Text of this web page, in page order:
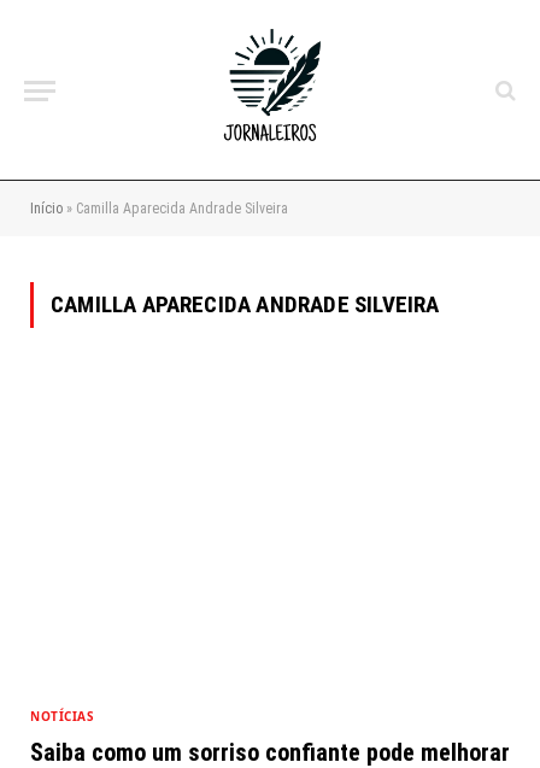
Início » Camilla Aparecida Andrade Silveira
CAMILLA APARECIDA ANDRADE SILVEIRA
NOTÍCIAS
Saiba como um sorriso confiante pode melhorar